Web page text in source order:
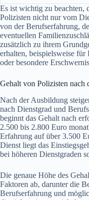
Es ist wichtig zu beachten,
Polizisten nicht nur vom
von der Berufserfahrung,
eventuellen
zusätzlich zu ihrem
erhalten, beispielsweise für
oder besondere
Gehalt von Polizisten nach
Nach der Ausbildung
nach Dienstgrad und
beginnt das Gehalt nach
2.500 bis 2.800 Euro
Erfahrung auf über 3.500
Dienst liegt das
bei höheren Dienstgraden
Die genaue Höhe des
Faktoren ab, darunter die
Berufserfahrung und